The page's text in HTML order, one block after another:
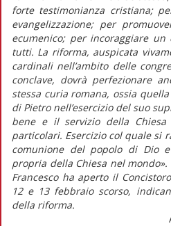
forte testimonianza cristiana;
evangelizzazione; per
ecumenico; per incoraggiare
tutti. La riforma, auspicata
cardinali nell’ambito delle
conclave, dovrà perfezionare
stessa curia romana, ossia
di Pietro nell’esercizio del suo
bene e il servizio della Chiesa
particolari. Esercizio col quale si
comunione del popolo di Dio
propria della Chiesa nel
Francesco ha aperto il
12 e 13 febbraio scorso,
della riforma.